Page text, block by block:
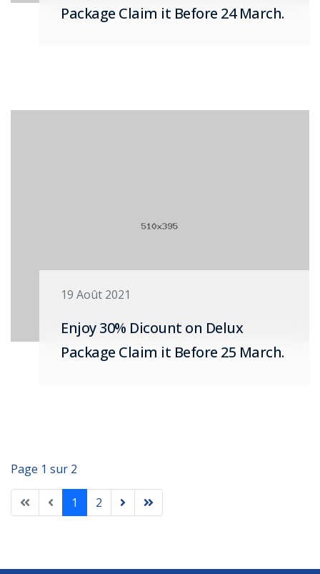
Package Claim it Before 24 March.
Enjoy 30% Dicount on Delux
Package Claim it Before 25 March.
19 Août 2021
Page 1 sur 2
1 2